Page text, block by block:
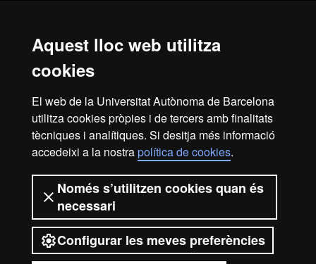
Aquest lloc web utilitza
cookies
El web de la Universitat Autònoma de Barcelona
utilitza cookies pròpies i de tercers amb finalitats
tècniques i analítiques. Si desitja més informació
accedeixi a la nostrapolítica de cookies.
Només s’utilitzen cookies quan és
necessari
Configurar les meves preferències
El nivell de motivació mostrada per l’estudiant al camp
(10 %).
Complements de formació
No es preveuen complements de formació.
Avís legal Protecció de dades
Sobre el web
Accessibilitat web
2026 Universitat Autònoma de